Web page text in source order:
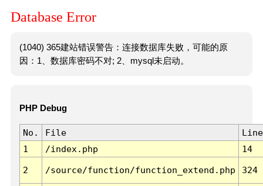
Database Error
(1040) 365建站错误警告：连接数据库失败，可能的原
因：1、数据库密码不对; 2、mysql未启动。
PHP Debug
No. File
Line
1
/index.php 14
2 /source/function/function_extend.php 324